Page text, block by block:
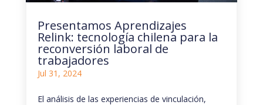
Presentamos Aprendizajes
Relink: tecnología chilena para la
reconversión laboral de
trabajadores
Jul 31, 2024
El análisis de las experiencias de vinculación,